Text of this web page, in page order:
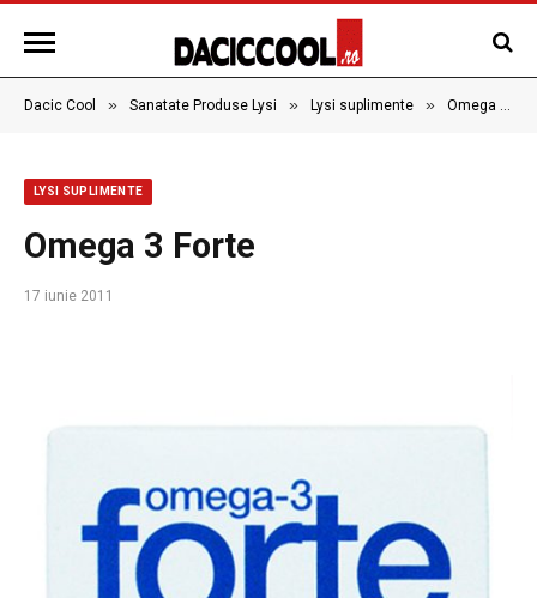
Dacic Cool » Sanatate Produse Lysi » Lysi suplimente » Omega 3 Forte
LYSI SUPLIMENTE
Omega 3 Forte
17 iunie 2011